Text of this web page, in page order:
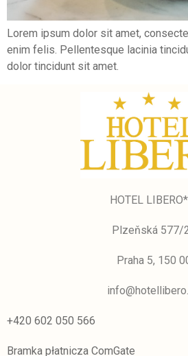
Lorem ipsum dolor sit amet,
enim felis. Pellentesque lacinia
dolor tincidunt sit amet.
HOTEL
Plzeňská 577/
Praha 5, 150
+420 602 050 566
Bramka płatnicza ComGate